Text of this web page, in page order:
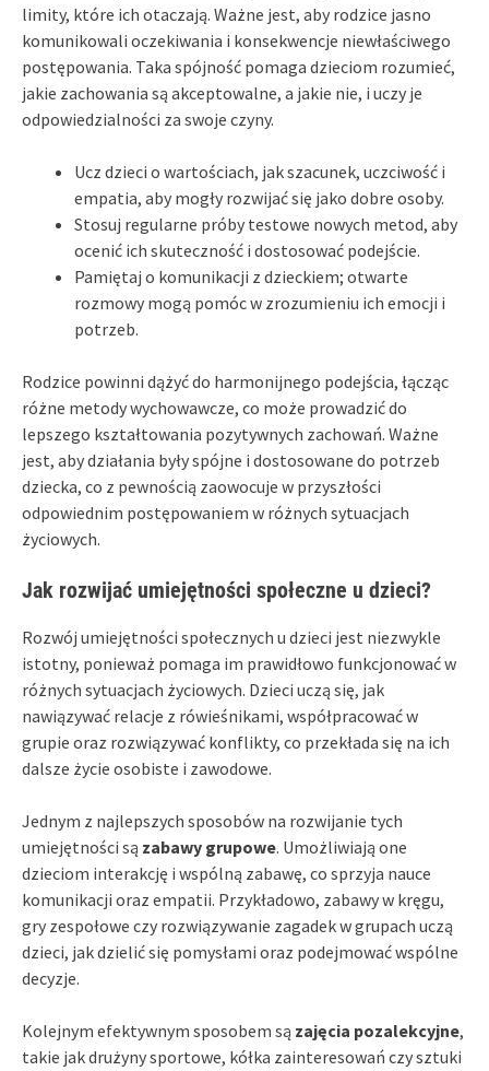
limity, które ich otaczają. Ważne jest, aby rodzice jasno
komunikowali oczekiwania i konsekwencje niewłaściwego
postępowania. Taka spójność pomaga dzieciom rozumieć,
jakie zachowania są akceptowalne, a jakie nie, i uczy je
odpowiedzialności za swoje czyny.
Ucz dzieci o wartościach, jak szacunek, uczciwość i
empatia, aby mogły rozwijać się jako dobre osoby.
Stosuj regularne próby testowe nowych metod, aby
ocenić ich skuteczność i dostosować podejście.
Pamiętaj o komunikacji z dzieckiem; otwarte
rozmowy mogą pomóc w zrozumieniu ich emocji i
potrzeb.
Rodzice powinni dążyć do harmonijnego podejścia, łącząc
różne metody wychowawcze, co może prowadzić do
lepszego kształtowania pozytywnych zachowań. Ważne
jest, aby działania były spójne i dostosowane do potrzeb
dziecka, co z pewnością zaowocuje w przyszłości
odpowiednim postępowaniem w różnych sytuacjach
życiowych.
Jak rozwijać umiejętności społeczne u dzieci?
Rozwój umiejętności społecznych u dzieci jest niezwykle
istotny, ponieważ pomaga im prawidłowo funkcjonować w
różnych sytuacjach życiowych. Dzieci uczą się, jak
nawiązywać relacje z rówieśnikami, współpracować w
grupie oraz rozwiązywać konflikty, co przekłada się na ich
dalsze życie osobiste i zawodowe.
Jednym z najlepszych sposobów na rozwijanie tych
umiejętności są zabawy grupowe. Umożliwiają one
dzieciom interakcję i wspólną zabawę, co sprzyja nauce
komunikacji oraz empatii. Przykładowo, zabawy w kręgu,
gry zespołowe czy rozwiązywanie zagadek w grupach uczą
dzieci, jak dzielić się pomysłami oraz podejmować wspólne
decyzje.
Kolejnym efektywnym sposobem są zajęcia pozalekcyjne,
takie jak drużyny sportowe, kółka zainteresowań czy sztuki